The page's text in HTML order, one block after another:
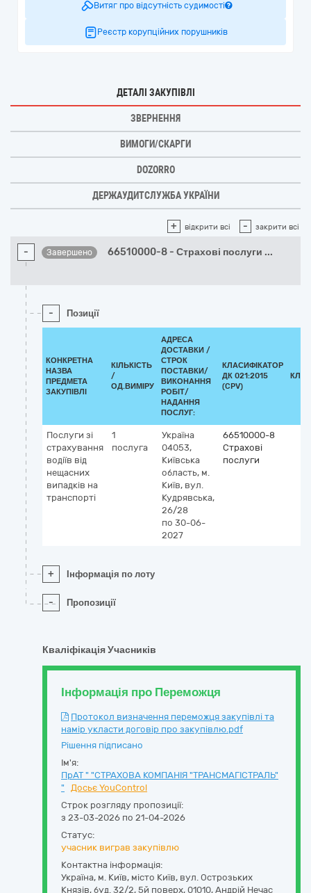
Витяг про відсутність судимості
Реєстр корупційних порушників
ДЕТАЛІ ЗАКУПІВЛІ
ЗВЕРНЕННЯ
ВИМОГИ/СКАРГИ
DOZORRO
ДЕРЖАУДИТСЛУЖБА УКРАЇНИ
+ відкрити всі - закрити всі
- Завершено 66510000-8 - Страхові послуги ...
- Позиції
КОНКРЕТНА
НАЗВА
ПРЕДМЕТА
ЗАКУПІВЛІ
КІЛЬКІСТЬ
/
ОД.ВИМІРУ
АДРЕСА
ДОСТАВКИ /
СТРОК
ПОСТАВКИ/
ВИКОНАННЯ
РОБІТ/
НАДАННЯ
ПОСЛУГ:
КЛАСИФІКАТОР
ДК 021:2015
(CPV)
Послуги зі
страхування
водіїв від
нещасних
випадків на
транспорті
1
послуга
Україна
04053,
Київська
область, м.
Київ, вул.
Кудрявська,
26/28
по 30-06-
2027
66510000-8
Страхові
послуги
+ Інформація по лоту
- Пропозиції
Кваліфікація Учасників
Інформація про Переможця
Протокол визначення переможця закупівлі та
намір укласти договір про закупівлю.pdf
Рішення підписано
Ім'я:
ПрАТ " "СТРАХОВА КОМПАНІЯ "ТРАНСМАГІСТРАЛЬ"
"
Досьє YouControl
Строк розгляду пропозиції:
з 23-03-2026 по 21-04-2026
Статус:
учасник виграв закупівлю
Контактна інформація:
Україна, м. Київ, місто Київ, вул. Острозьких
Князів, буд. 32/2, 5й поверх, 01010, Андрій Нечас